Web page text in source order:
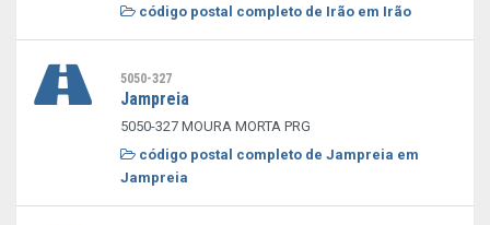
código postal completo de Irão em Irão
5050-327
Jampreia
5050-327 MOURA MORTA PRG
código postal completo de Jampreia em
Jampreia